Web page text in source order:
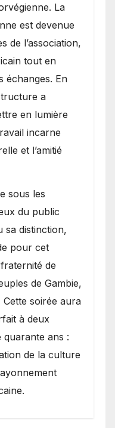
La
est devenue
de l’association,
tout en
échanges. En
a
en lumière
incarne
et l’amitié
sous les
du public
sa distinction,
pour cet
de
de Gambie,
soirée aura
à deux
ans :
de la culture